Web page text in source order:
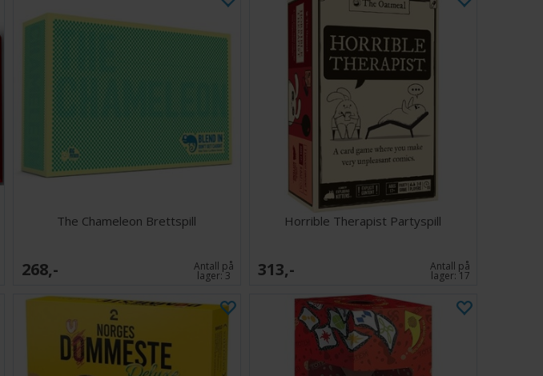
The Chameleon Brettspill
268,- Antall på
lager:3
Horrible Therapist Partyspill
313,- Antall på
lager: 17